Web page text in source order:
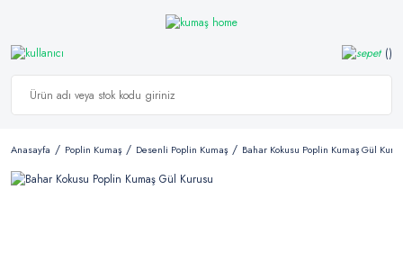
Anasayfa Poplin Kumaş Desenli Poplin Kumaş Bahar Kokusu Poplin Kumaş Gül